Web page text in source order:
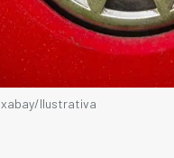
Ilustrativa